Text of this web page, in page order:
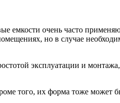
емкости очень часто
но в случае
эксплуатации и
того, их форма тоже может